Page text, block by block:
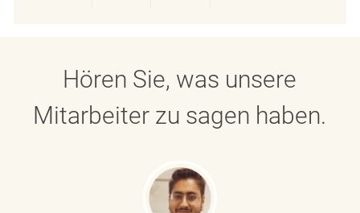
Über LinkedIn teilen
Über Facebook teilen
Über Twitter teilen
Hören Sie, was unsere
Mitarbeiter zu sagen haben.